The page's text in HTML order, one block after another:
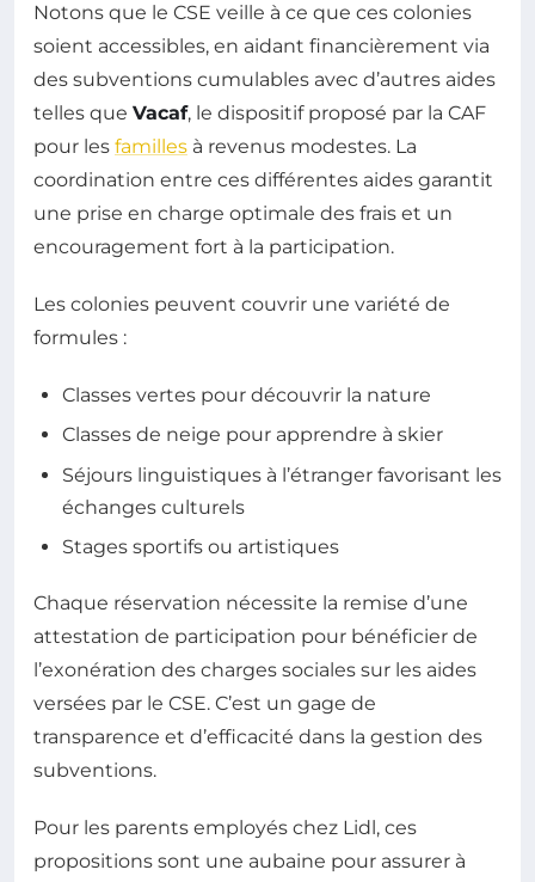
Notons que le CSE veille à ce que ces colonies
soient accessibles, en aidant financièrement via
des subventions cumulables avec d’autres aides
telles que Vacaf, le dispositif proposé par la CAF
pour les familles à revenus modestes. La
coordination entre ces différentes aides garantit
une prise en charge optimale des frais et un
encouragement fort à la participation.
Les colonies peuvent couvrir une variété de
formules :
Classes vertes pour découvrir la nature
Classes de neige pour apprendre à skier
Séjours linguistiques à l’étranger favorisant les
échanges culturels
Stages sportifs ou artistiques
Chaque réservation nécessite la remise d’une
attestation de participation pour bénéficier de
l’exonération des charges sociales sur les aides
versées par le CSE. C’est un gage de
transparence et d’efficacité dans la gestion des
subventions.
Pour les parents employés chez Lidl, ces
propositions sont une aubaine pour assurer à